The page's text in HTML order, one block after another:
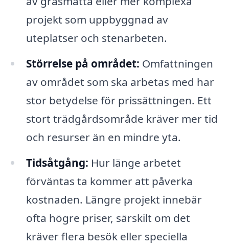
projekt som uppbyggnad av
uteplatser och stenarbeten.
Störrelse på området: Omfattningen
av området som ska arbetas med har
stor betydelse för prissättningen. Ett
stort trädgårdsområde kräver mer tid
och resurser än en mindre yta.
Tidsåtgång: Hur länge arbetet
förväntas ta kommer att påverka
kostnaden. Längre projekt innebär
ofta högre priser, särskilt om det
kräver flera besök eller speciella